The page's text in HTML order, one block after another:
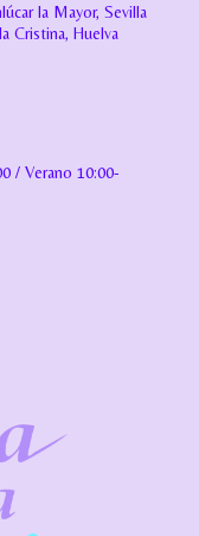
la Mayor, Sevilla
Cristina, Huelva
/ Verano 10:00-